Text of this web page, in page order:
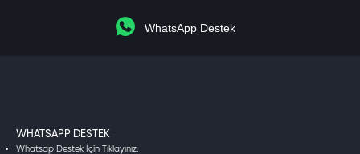
WhatsApp Destek
WHATSAPP DESTEK
Whatsap Destek İçin Tıklayınız.